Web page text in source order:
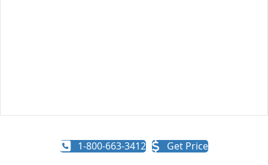
1-800-663-3412 Get Price